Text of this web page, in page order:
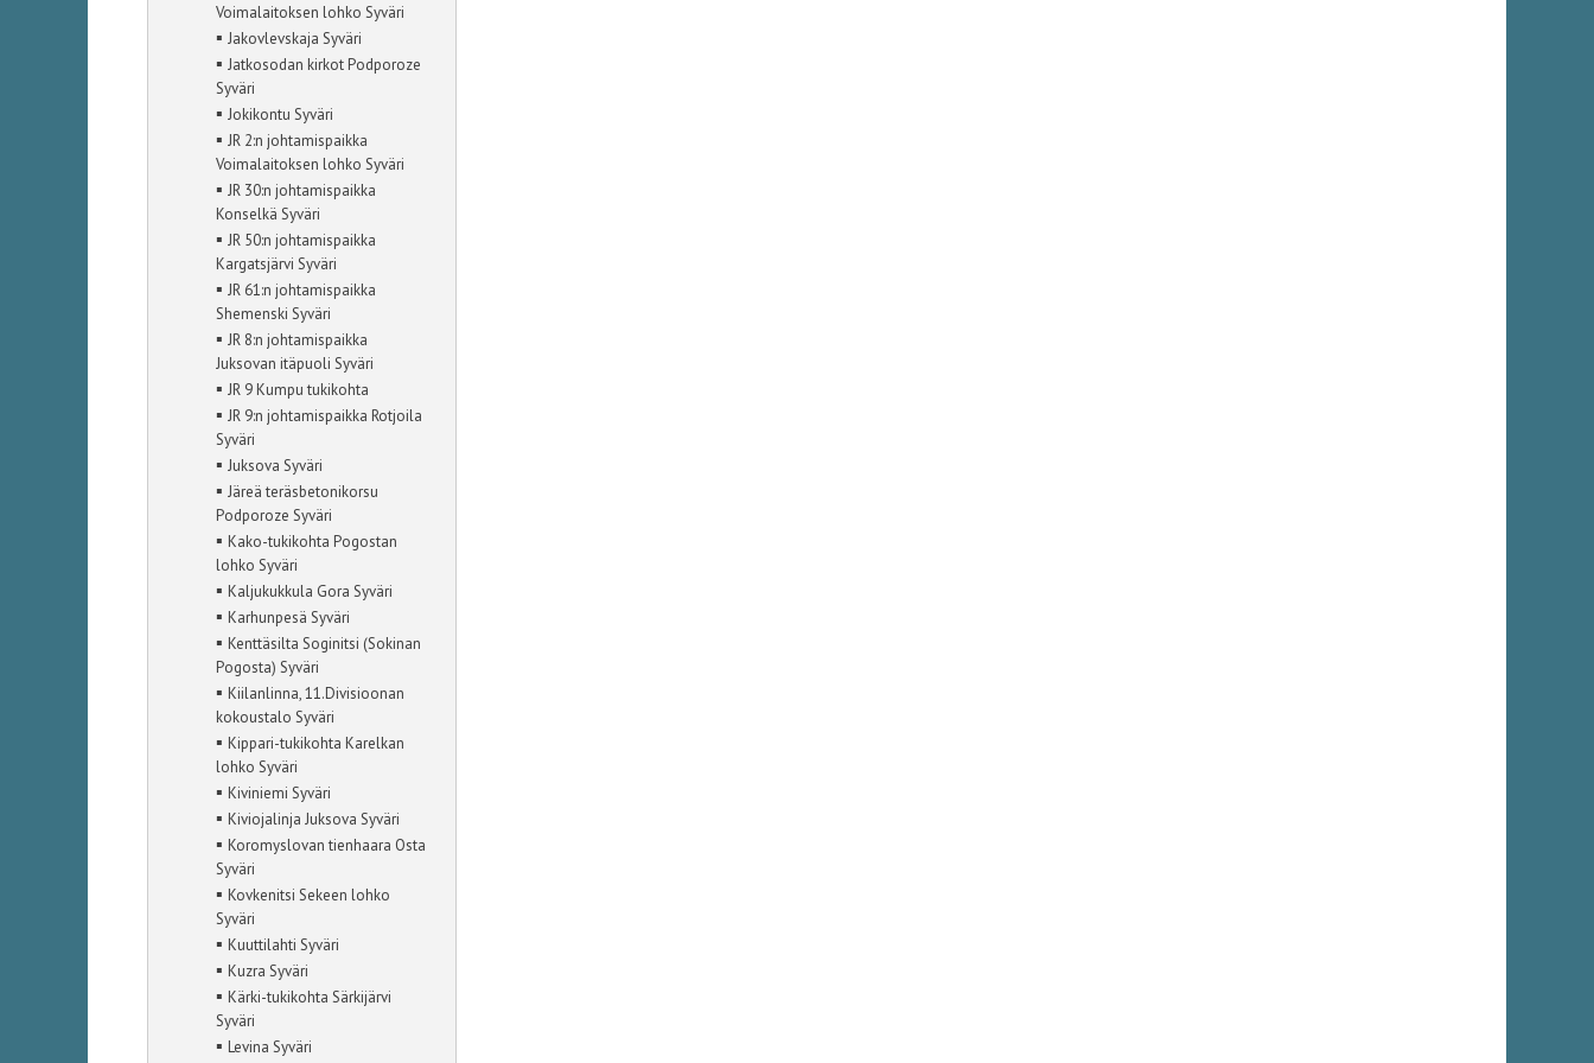
Voimalaitoksen lohko Syväri
▪ Jakovlevskaja Syväri
▪ Jatkosodan kirkot Podporoze
Syväri
▪ Jokikontu Syväri
▪ JR 2:n johtamispaikka
Voimalaitoksen lohko Syväri
▪ JR 30:n johtamispaikka
Konselkä Syväri
▪ JR 50:n johtamispaikka
Kargatsjärvi Syväri
▪ JR 61:n johtamispaikka
Shemenski Syväri
▪ JR 8:n johtamispaikka
Juksovan itäpuoli Syväri
▪ JR 9 Kumpu tukikohta
▪ JR 9:n johtamispaikka Rotjoila
Syväri
▪ Juksova Syväri
▪ Järeä teräsbetonikorsu
Podporoze Syväri
▪ Kako-tukikohta Pogostan
lohko Syväri
▪ Kaljukukkula Gora Syväri
▪ Karhunpesä Syväri
▪ Kenttäsilta Soginitsi (Sokinan
Pogosta) Syväri
▪ Kiilanlinna, 11.Divisioonan
kokoustalo Syväri
▪ Kippari-tukikohta Karelkan
lohko Syväri
▪ Kiviniemi Syväri
▪ Kiviojalinja Juksova Syväri
▪ Koromyslovan tienhaara Osta
Syväri
▪ Kovkenitsi Sekeen lohko
Syväri
▪ Kuuttilahti Syväri
▪ Kuzra Syväri
▪ Kärki-tukikohta Särkijärvi
Syväri
▪ Levina Syväri